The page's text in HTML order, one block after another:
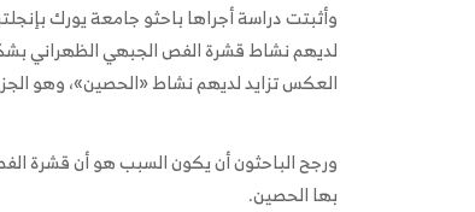
وأثبتت دراسة أجراها باحثو جامعة يورك
لديهم نشاط قشرة الفص الجبهي الظهراني
العكس تزايد لديهم نشاط «الحصين»، وهو
ورجح الباحثون أن يكون السبب هو أن قشرة
بها الحصين.